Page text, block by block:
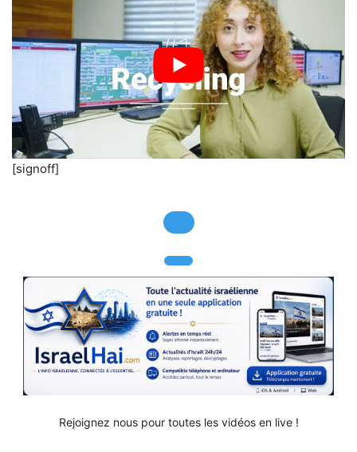
[signoff]
Rejoignez nous pour toutes les vidéos en live !